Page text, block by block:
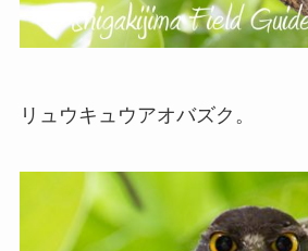
リュウキュウアオバズク。